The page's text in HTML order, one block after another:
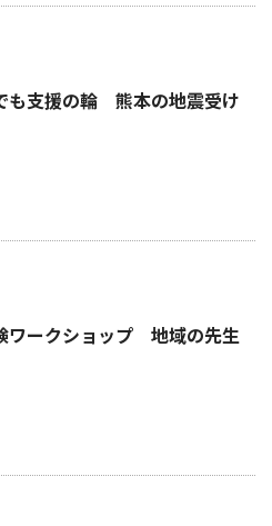
も支援の輪 熊本の地震受け
ワークショップ 地域の先生